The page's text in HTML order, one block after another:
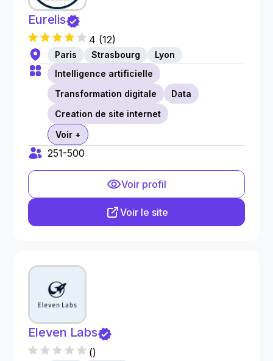
Eurelis
4 (12)
Paris Strasbourg
Lyon
Intelligence artificielle
Transformation digitale
Data
Creation de site internet
Voir +
251-500
Voir profil
Voir le site
Eleven Labs
()